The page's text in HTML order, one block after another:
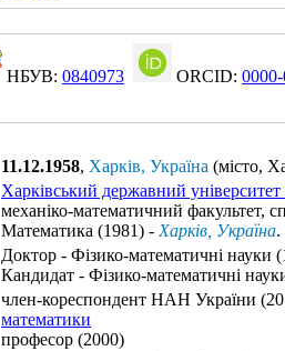
НБУВ: 0840973 ORCID:
11.12.1958, Харків, Україна (місто,
Харківський державний
механіко-математичний факультет,
Математика (1981) - Харків, Україна.
Доктор - Фізико-математичні науки
Кандидат - Фізико-математичні
член-кореспондент НАН України
математики
професор (2000)